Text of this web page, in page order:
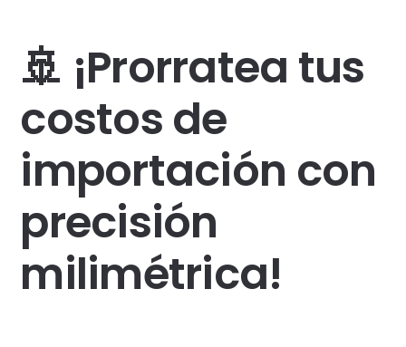
🚢 ¡Prorratea tus
costos de
importación con
precisión
milimétrica!